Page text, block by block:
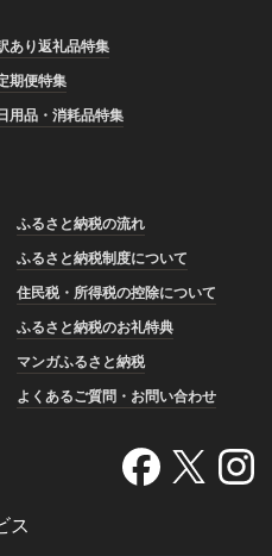
あり返礼品特集
期便特集
用品・消耗品特集
ふるさと納税の流れ
ふるさと納税制度について
住民税・所得税の控除について
ふるさと納税のお礼特典
マンガふるさと納税
よくあるご質問・お問い合わせ
ス